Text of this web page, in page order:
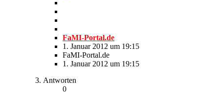
FaMI-Portal.de
1. Januar 2012 um 19:15
FaMI-Portal.de
1. Januar 2012 um 19:15
Antworten
0